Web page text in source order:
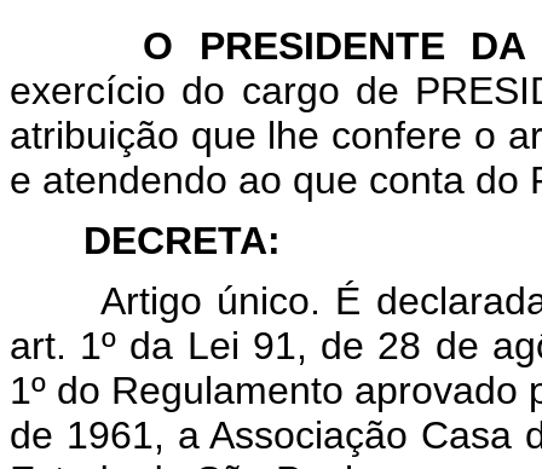
O PRESIDENTE
exercício do cargo de
atribuição que lhe confere o
e atendendo ao que conta do
DECRETA:
Artigo único. É
art. 1º da Lei 91, de 28 de
1º do Regulamento aprovado
de 1961, a Associação Casa